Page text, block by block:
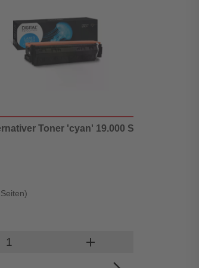
Toner 'cyan' 19.000 Seiten - Digital
Warenkorb Menge
add